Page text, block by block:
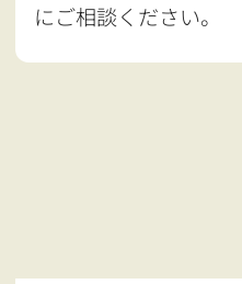
にご相談ください。